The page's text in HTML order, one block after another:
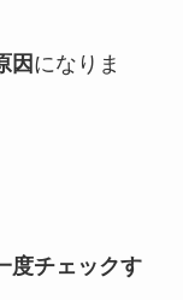
因 になりま
度チェックす